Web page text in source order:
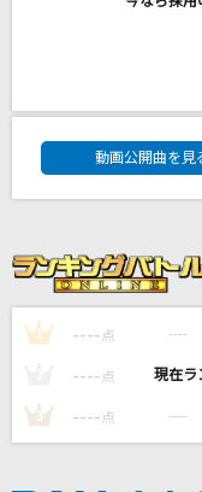
高橋洋子
[生音]もう恋なん
おいしい季節
1991(ビデオクリ
DAM★と
動画公開曲を見
1 ---- 点 ----
---- 点 ----
3 ---- 点 ----